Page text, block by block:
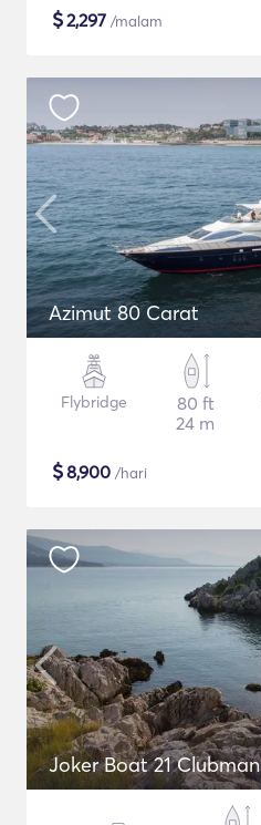
$2,297 /malam
Azimut 80 Carat
Flybridge
80 ft
24 m
$8,900 /hari
Joker Boat 21 Clubman